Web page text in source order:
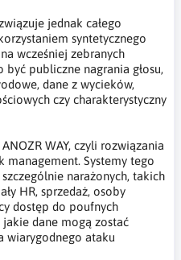
jednak całego
syntetycznego
wcześniej zebranych
publiczne nagrania głosu,
dane z wycieków,
czy charakterystyczny
WAY, czyli rozwiązania
management. Systemy tego
narażonych, takich
HR, sprzedaż, osoby
dostęp do poufnych
dane mogą zostać
wiarygodnego ataku